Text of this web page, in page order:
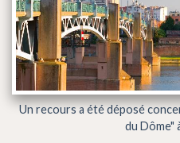
Un recours a été déposé
du Dôme"